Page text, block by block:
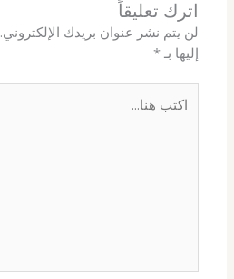
اترك تعليقاً
لن يتم نشر عنوان بريدك الإلكتروني.
إليها بـ*
هنا...